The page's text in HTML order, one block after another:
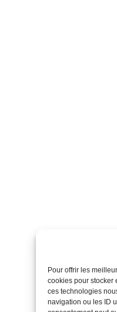
Pour offrir les
cookies pour stocker
ces technologies
navigation ou les ID